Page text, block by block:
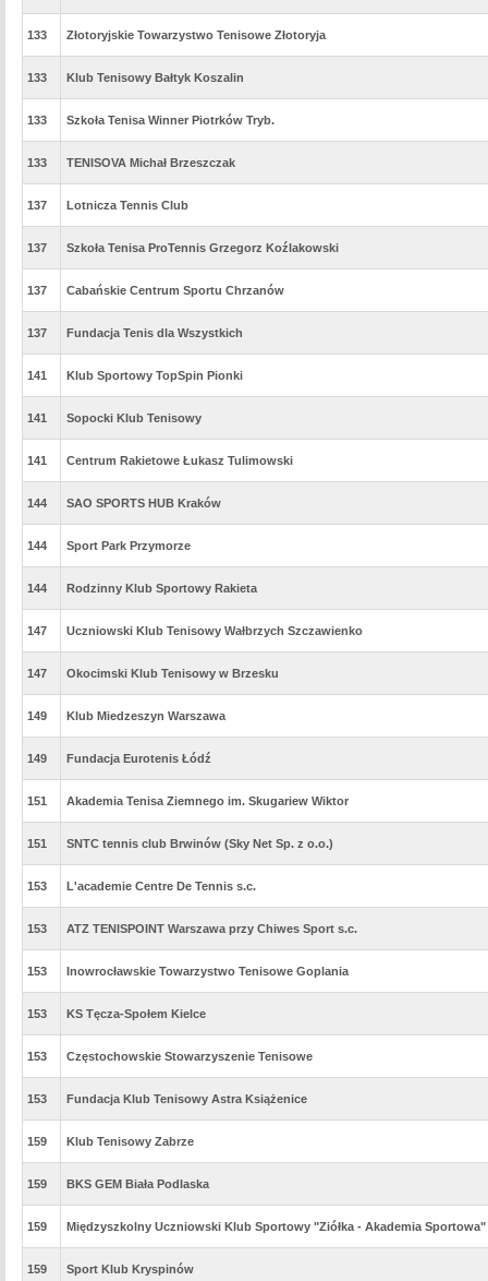
133 Złotoryjskie Towarzystwo Tenisowe Złotoryja
133 Klub Tenisowy Bałtyk Koszalin
133 Szkoła Tenisa Winner Piotrków Tryb.
133 TENISOVA Michał Brzeszczak
137 Lotnicza Tennis Club
137 Szkoła Tenisa ProTennis Grzegorz Koźlakowski
137 Cabańskie Centrum Sportu Chrzanów
137 Fundacja Tenis dla Wszystkich
141 Klub Sportowy TopSpin Pionki
141 Sopocki Klub Tenisowy
141 Centrum Rakietowe Łukasz Tulimowski
144 SAO SPORTS HUB Kraków
144 Sport Park Przymorze
144 Rodzinny Klub Sportowy Rakieta
147 Uczniowski Klub Tenisowy Wałbrzych Szczawienko
147 Okocimski Klub Tenisowy w Brzesku
149 Klub Miedzeszyn Warszawa
149 Fundacja Eurotenis Łódź
151 Akademia Tenisa Ziemnego im. Skugariew Wiktor
151 SNTC tennis club Brwinów (Sky Net Sp. z o.o.)
153 L'academie Centre De Tennis s.c.
153 ATZ TENISPOINT Warszawa przy Chiwes Sport s.c.
153 Inowrocławskie Towarzystwo Tenisowe Goplania
153 KS Tęcza-Społem Kielce
153 Częstochowskie Stowarzyszenie Tenisowe
153 Fundacja Klub Tenisowy Astra Książenice
159 Klub Tenisowy Zabrze
159 BKS GEM Biała Podlaska
159 Międzyszkolny Uczniowski Klub Sportowy "Ziółka - Akademia Sportowa"
159 Sport Klub Kryspinów